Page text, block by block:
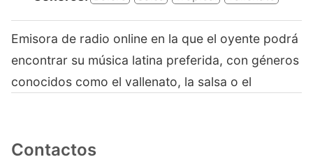
Emisora de radio online en la que el oyente podrá
encontrar su música latina preferida, con géneros
conocidos como el vallenato, la salsa o el
Contactos